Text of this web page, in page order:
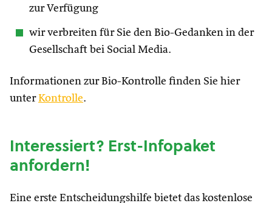
zur Verfügung
wir verbreiten für Sie den Bio-Gedanken in der
Gesellschaft bei Social Media.
Informationen zur Bio-Kontrolle finden Sie hier
unterKontrolle.
Interessiert? Erst-Infopaket
anfordern!
Eine erste Entscheidungshilfe bietet das kostenlose